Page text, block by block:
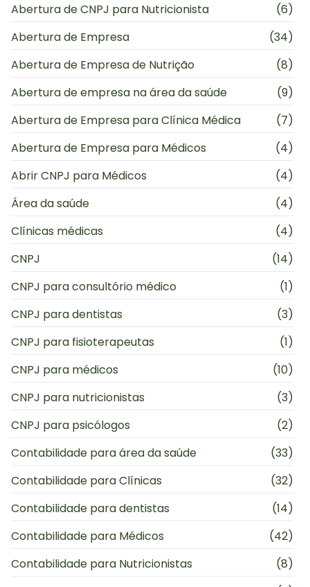
Abertura de CNPJ para Nutricionista
(6)
Abertura de Empresa
(34)
Abertura de Empresa de Nutrição
(8)
Abertura de empresa na área da saúde
(9)
Abertura de Empresa para Clínica Médica
(7)
Abertura de Empresa para Médicos
(4)
Abrir CNPJ para Médicos
(4)
Área da saúde
(4)
Clínicas médicas
(4)
CNPJ
(14)
CNPJ para consultório médico
(1)
CNPJ para dentistas
(3)
CNPJ para fisioterapeutas
(1)
CNPJ para médicos
(10)
CNPJ para nutricionistas
(3)
CNPJ para psicólogos
(2)
Contabilidade para área da saúde
(33)
Contabilidade para Clínicas
(32)
Contabilidade para dentistas
(14)
Contabilidade para Médicos
(42)
Contabilidade para Nutricionistas
(8)